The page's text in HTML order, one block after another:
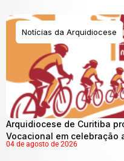
Notícias da Arquidiocese
Arquidiocese de Curitiba
Vocacional em celebração
04 de agosto de 2026